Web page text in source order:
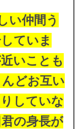
い仲間う
ていま
いことも
どお互い
していな
の身長が